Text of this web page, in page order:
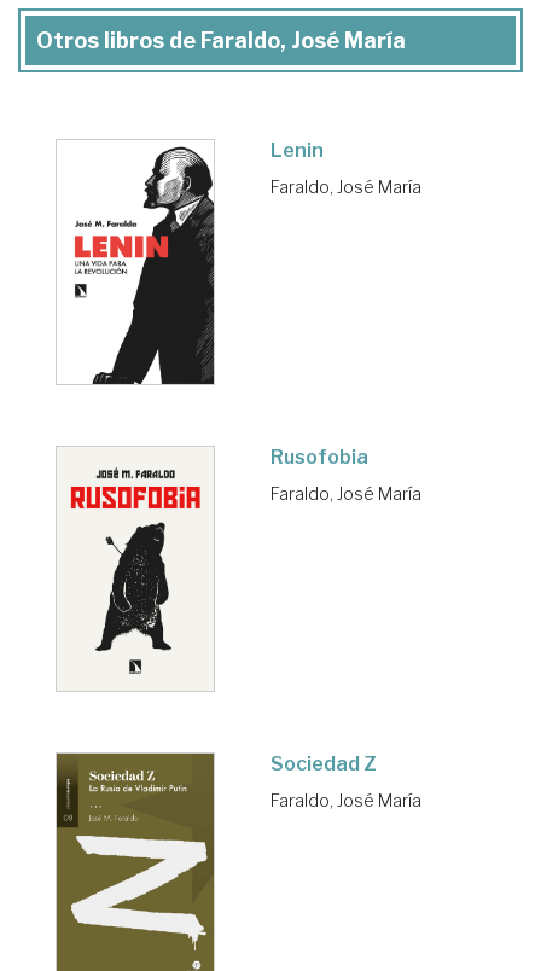
Otros libros de Faraldo, José María
Lenin
Faraldo, José María
Rusofobia
Faraldo, José María
Sociedad Z
Faraldo, José María